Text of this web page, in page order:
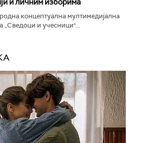
концептуална мултимедијална
„Сведоци и учесници"...